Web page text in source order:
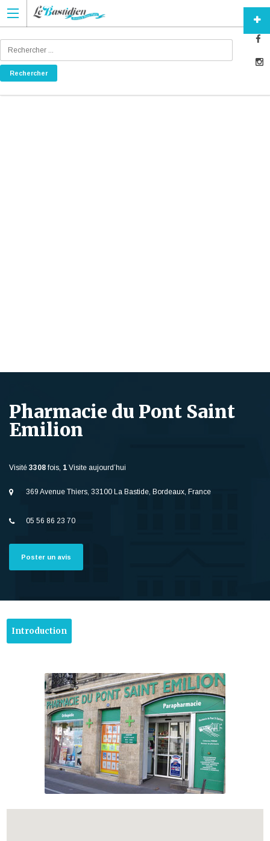
Pharmacie du Pont Saint
Emilion
Visité 3308 fois, 1 Visite aujourd’hui
369 Avenue Thiers, 33100 La Bastide, Bordeaux, France
05 56 86 23 70
Poster un avis
Introduction